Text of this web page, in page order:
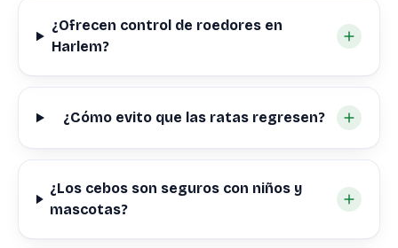
¿Ofrecen control de roedores en
Harlem?
¿Cómo evito que las ratas regresen?
¿Los cebos son seguros con niños y
mascotas?